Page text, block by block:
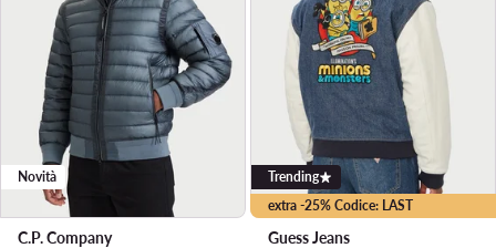
Novità
C.P. Company
extra -25% Codice: LAST
Trending
Guess Jeans